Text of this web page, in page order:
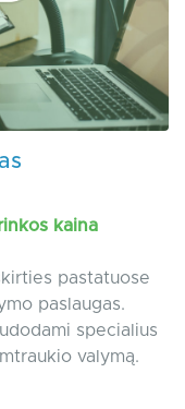
kaina
pastatuose
paslaugas.
specialius
valymą.